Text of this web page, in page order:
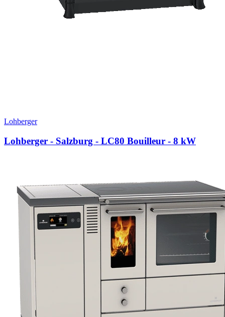
Lohberger
Lohberger - Salzburg - LC80 Bouilleur - 8 kW